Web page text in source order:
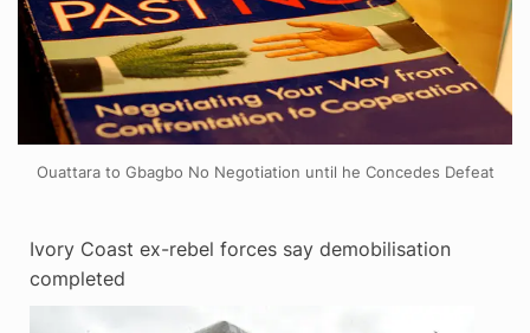
Ouattara to Gbagbo No Negotiation until he Concedes Defeat
Ivory Coast ex-rebel forces say demobilisation
completed